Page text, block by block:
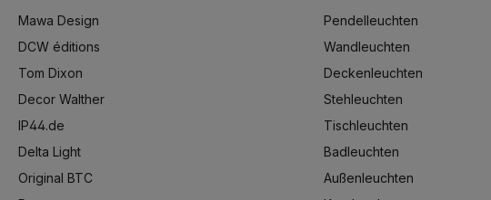
Mawa Design
DCW éditions
Tom Dixon
Decor Walther
IP44.de
Delta Light
Original BTC
Pendelleuchten
Wandleuchten
Deckenleuchten
Stehleuchten
Tischleuchten
Badleuchten
Außenleuchten